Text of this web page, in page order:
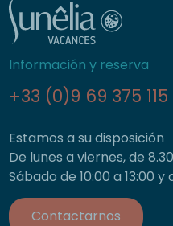
Información y reserva
+33 (0)9 69 375 115
Estamos a su disposición
De lunes a viernes, de
Sábado de 10:00 a 13:00 y
Contactarnos